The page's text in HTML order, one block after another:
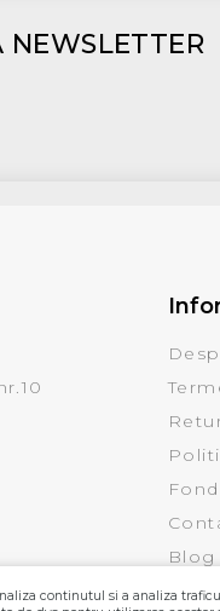
Blog
continutul si a analiza